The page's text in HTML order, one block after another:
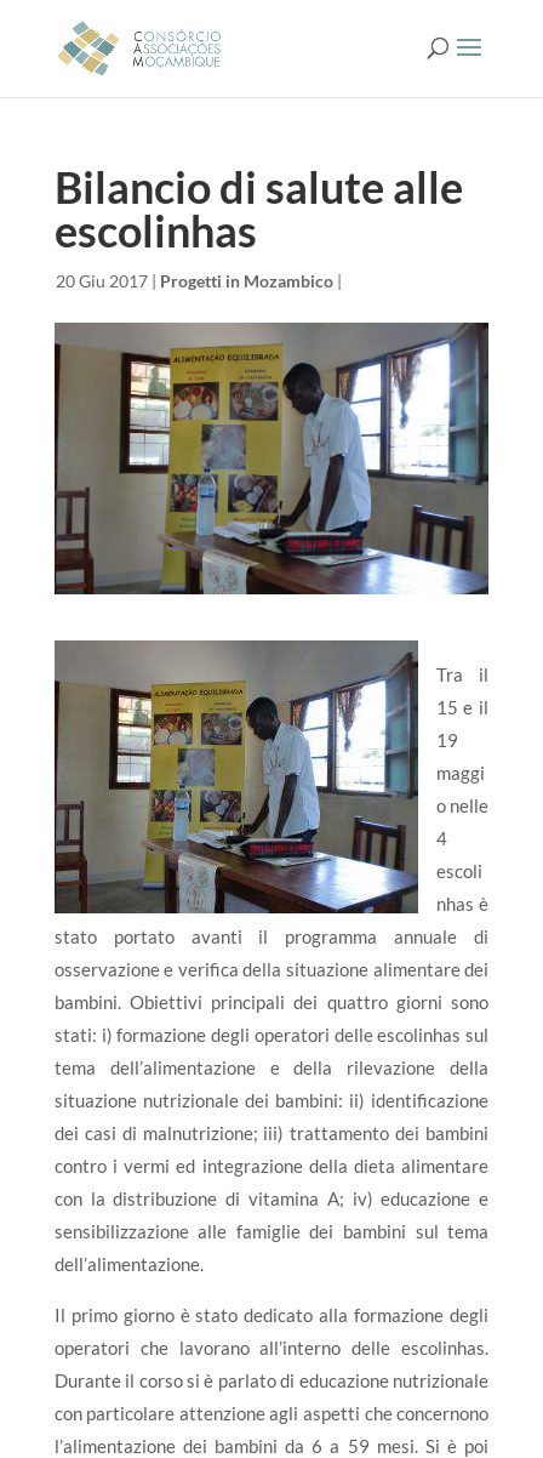
Bilancio di salute alle
escolinhas
20 Giu 2017| Progetti in Mozambico|
Tra il
15 e il
19
maggi
o nelle
4
escoli
nhas è
stato portato avanti il programma annuale di
osservazione e verifica della situazione alimentare dei
bambini. Obiettivi principali dei quattro giorni sono
stati: i) formazione degli operatori delle escolinhas sul
tema dell’alimentazione e della rilevazione della
situazione nutrizionale dei bambini: ii) identificazione
dei casi di malnutrizione; iii) trattamento dei bambini
contro i vermi ed integrazione della dieta alimentare
con la distribuzione di vitamina A; iv) educazione e
sensibilizzazione alle famiglie dei bambini sul tema
dell’alimentazione.
Il primo giorno è stato dedicato alla formazione degli
operatori che lavorano all’interno delle escolinhas.
Durante il corso si è parlato di educazione nutrizionale
con particolare attenzione agli aspetti che concernono
l’alimentazione dei bambini da 6 a 59 mesi. Si è poi